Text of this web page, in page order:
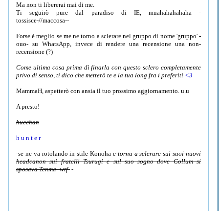
Ma non ti libererai mai di me.
Ti seguirò pure dal paradiso di IE, muahahahahaha -
tossisce-//maccosa--
Forse è meglio se me ne torno a sclerare nel gruppo di nome 'gruppo' -
ouo- su WhatsApp, invece di rendere una recensione una non-
recensione (?)
Come ultima cosa prima di finarla con questo sclero completamente
privo di senso, ti dico che metterò te e la tua long fra i preferiti <3
MammaH, aspetterò con ansia il tuo prossimo aggiornamento. u.u
A presto!
hucchan
h u n t e r
-se ne va rotolando in stile Konoha e torna a sclerare sui suoi nuovi
headcanon sui fratelli Tsurugi e sul suo sogno dove Gollum si
sposava Tenma -wtf- -